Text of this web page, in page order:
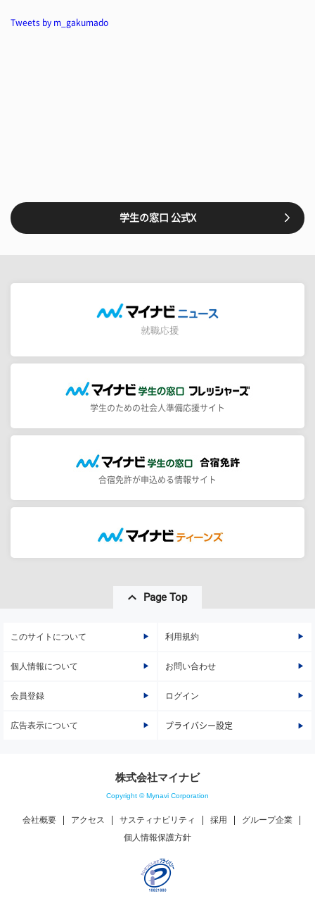
Tweets by m_gakumado
学生の窓口 公式X
学生のための社会人準備応援サイト
合宿免許が申込める情報サイト
Page Top
このサイトについて 利用規約
個人情報について お問い合わせ
会員登録 ログイン
広告表示について プライバシー設定
株式会社マイナビ
Copyright © Mynavi Corporation
会社概要 アクセス サスティナビリティ 採用
グループ企業
個人情報保護方針